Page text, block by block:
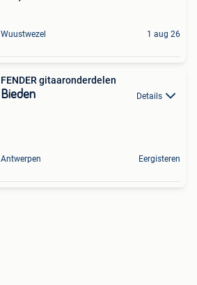
Wuustwezel 1 aug 26
FENDER gitaaronderdelen
Bieden Details
Antwerpen Eergisteren